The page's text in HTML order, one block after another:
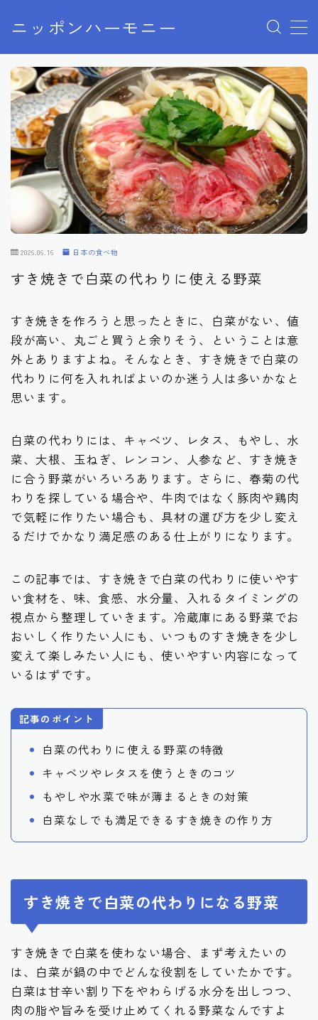
ニッポンハーモニー
MENU
プライバシーポリシー
特定商取引法に基づく表記
お問い合わせ
2026.06.16 日本の食べ物
すき焼きで白菜の代わりに使える野菜
すき焼きを作ろうと思ったときに、白菜がない、値
段が高い、丸ごと買うと余りそう、ということは意
外とありますよね。そんなとき、すき焼きで白菜の
代わりに何を入れればよいのか迷う人は多いかなと
思います。
白菜の代わりには、キャベツ、レタス、もやし、水
菜、大根、玉ねぎ、レンコン、人参など、すき焼き
に合う野菜がいろいろあります。さらに、春菊の代
わりを探している場合や、牛肉ではなく豚肉や鶏肉
で気軽に作りたい場合も、具材の選び方を少し変え
るだけでかなり満足感のある仕上がりになります。
この記事では、すき焼きで白菜の代わりに使いやす
い食材を、味、食感、水分量、入れるタイミングの
視点から整理していきます。冷蔵庫にある野菜でお
おいしく作りたい人にも、いつものすき焼きを少し
変えて楽しみたい人にも、使いやすい内容になって
いるはずです。
記事のポイント
白菜の代わりに使える野菜の特徴
キャベツやレタスを使うときのコツ
もやしや水菜で味が薄まるときの対策
白菜なしでも満足できるすき焼きの作り方
すき焼きで白菜の代わりになる野菜
すき焼きで白菜を使わない場合、まず考えたいの
は、白菜が鍋の中でどんな役割をしていたかです。
白菜は甘辛い割り下をやわらげる水分を出しつつ、
肉の脂や旨みを受け止めてくれる野菜なんですよ